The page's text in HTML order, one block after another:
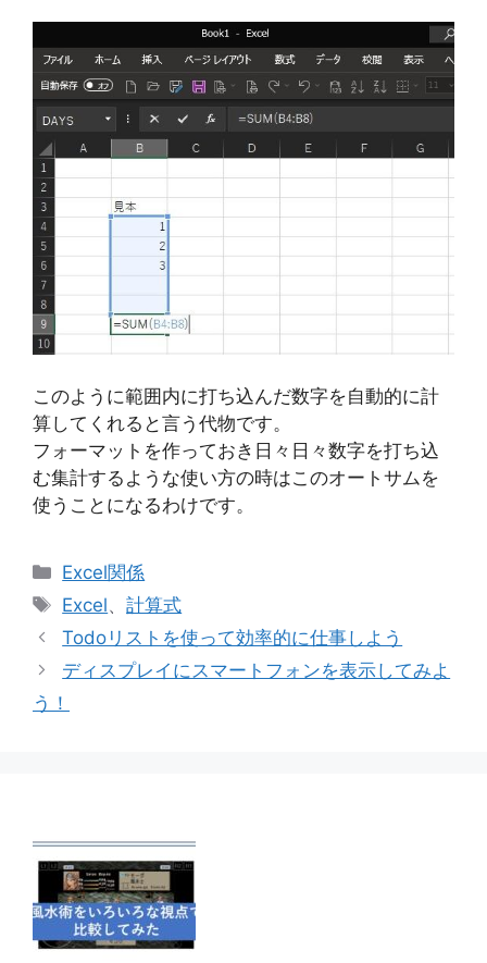
このように範囲内に打ち込んだ数字を自動的に計
算してくれると言う代物です。
フォーマットを作っておき日々日々数字を打ち込
む集計するような使い方の時はこのオートサムを
使うことになるわけです。
カ
テ
リ
ー
Excel関係
タ
グ
Excel、計算式
Todoリストを使って効率的に仕事しよう
ディスプレイにスマートフォンを表示してみよ
う！